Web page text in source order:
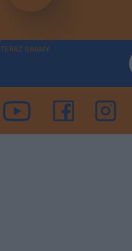
TERAZ GRAMY